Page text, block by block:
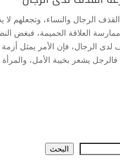
الرجال والنساء، وتجعلهم
ممارسة العلاقة الحميمة، فبغض
لدى الرجال، فإن الأمر يمثل أزمة
يشعر بخيبة الأمل، والمرأة
البحث